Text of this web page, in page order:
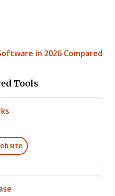
in 2026 Compared
Tools